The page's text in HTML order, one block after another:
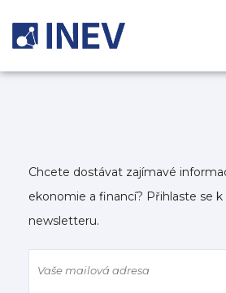
Chcete dostávat zajímavé
ekonomie a financí? Přihlaste se k
newsletteru.